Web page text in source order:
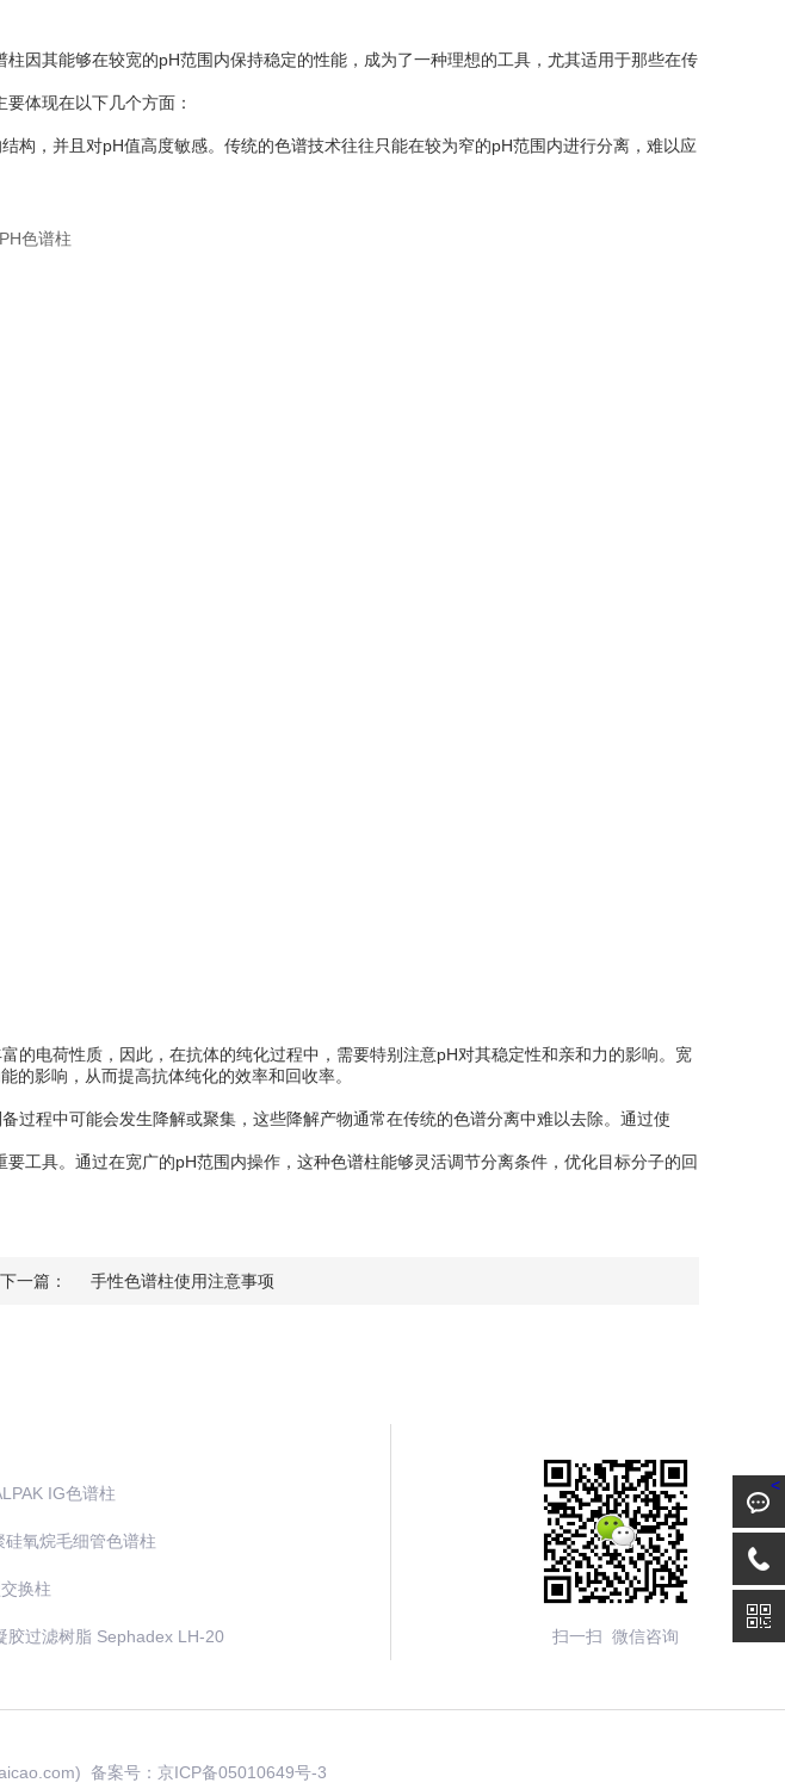
其能够在较宽的pH范围内保持稳定的性能，成为了一种理想的工具，尤其适用于那些在传
体现在以下几个方面：
，并且对pH值高度敏感。传统的色谱技术往往只能在较为窄的pH范围内进行分离，难以应
电荷性质，因此，在抗体的纯化过程中，需要特别注意pH对其稳定性和亲和力的影响。宽
的影响，从而提高抗体纯化的效率和回收率。
程中可能会发生降解或聚集，这些降解产物通常在传统的色谱分离中难以去除。通过使
具。通过在宽广的pH范围内操作，这种色谱柱能够灵活调节分离条件，优化目标分子的回
下一篇： 手性色谱柱使用注意事项
IG色谱柱
硅氧烷毛细管色谱柱
换柱
胶过滤树脂 Sephadex LH-20 扫一扫 微信咨询
备案号： 京ICP备05010649号-3
<